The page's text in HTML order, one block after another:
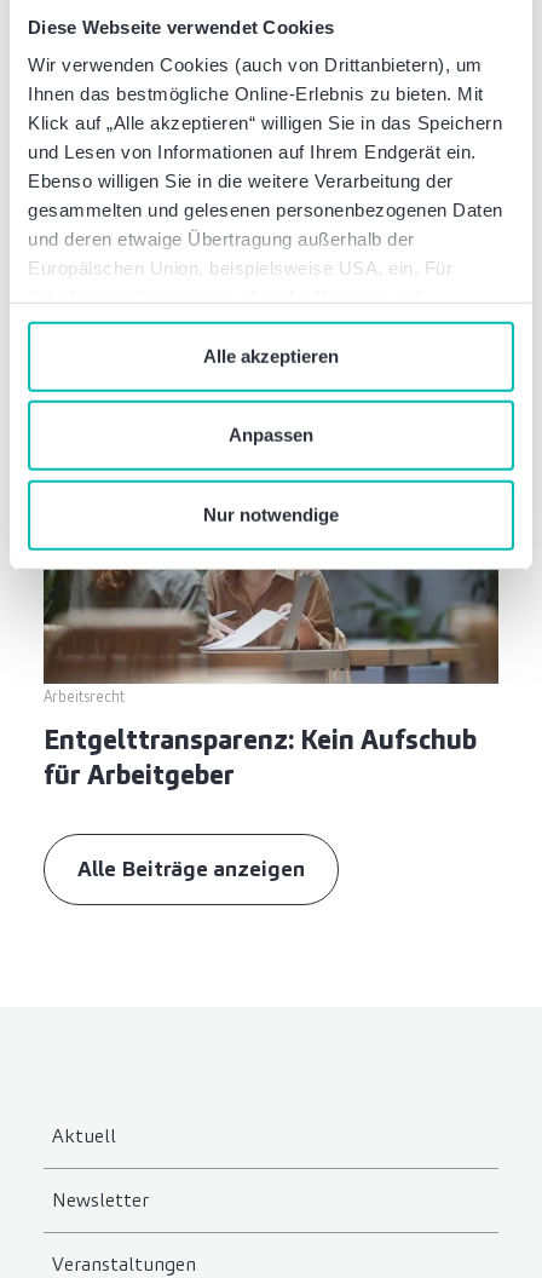
Diese Webseite verwendet Cookies
Wir verwenden Cookies (auch von Drittanbietern), um
Ihnen das bestmögliche Online-Erlebnis zu bieten. Mit
Klick auf „Alle akzeptieren“ willigen Sie in das Speichern
und Lesen von Informationen auf Ihrem Endgerät ein.
Ebenso willigen Sie in die weitere Verarbeitung der
gesammelten und gelesenen personenbezogenen Daten
und deren etwaige Übertragung außerhalb der
Europäischen Union, beispielsweise USA, ein. Für
Verwaltung von Cookies klicken Sie auf „Details“. Mit
dem Klick auf „Cookies verbieten“ lehnen Sie die
Verwendung von zustimmungspflichtigen Cookies ab. Sie
, wenn Sie unsere Webseite
nutzen.
Alle akzeptieren
Anpassen
Nur notwendige
Arbeitsrecht
Rückkehr des Einwurf-
Einschreibens? DHL ändert
Zustellverfahren
Arbeitsrecht
Entgelttransparenz: Kein Aufschub
für Arbeitgeber
Alle Beiträge anzeigen
Aktuell
Newsletter
Veranstaltungen